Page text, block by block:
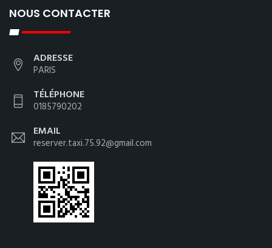
NOUS CONTACTER
ADRESSE
PARIS
TÉLÉPHONE
0185790202
EMAIL
reserver.taxi.75.92@gmail.com